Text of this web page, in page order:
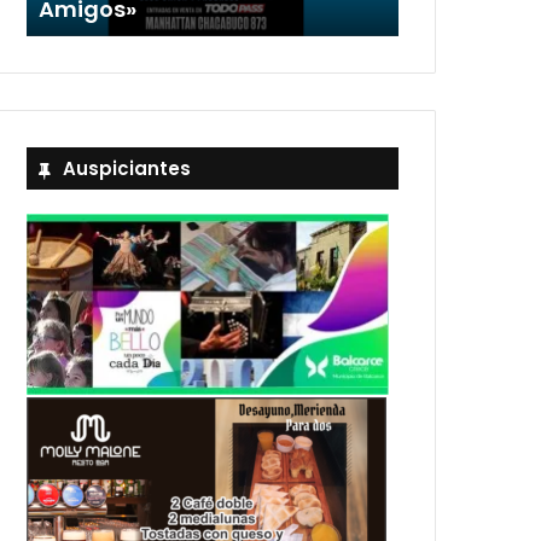
Amigos»
Auspiciantes